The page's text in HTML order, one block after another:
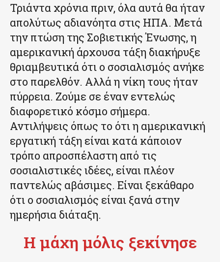
Τριάντα χρόνια πριν, όλα αυτά θα ήταν
απολύτως αδιανόητα στις ΗΠΑ. Μετά
την πτώση της Σοβιετικής Ένωσης, η
αμερικανική άρχουσα τάξη διακήρυξε
θριαμβευτικά ότι ο σοσιαλισμός ανήκε
στο παρελθόν. Αλλά η νίκη τους ήταν
πύρρεια. Ζούμε σε έναν εντελώς
διαφορετικό κόσμο σήμερα.
Αντιλήψεις όπως το ότι η αμερικανική
εργατική τάξη είναι κατά κάποιον
τρόπο απροσπέλαστη από τις
σοσιαλιστικές ιδέες, είναι πλέον
παντελώς αβάσιμες. Είναι ξεκάθαρο
ότι ο σοσιαλισμός είναι ξανά στην
ημερήσια διάταξη.
Η μάχη μόλις ξεκίνησε